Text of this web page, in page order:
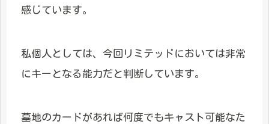
感じています。
私個人としては、今回リミテッドにおいては非常
にキーとなる能力だと判断しています。
墓地のカードがあれば何度でもキャスト可能なた